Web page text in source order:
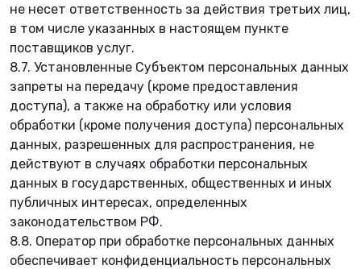
☘
не несет ответственность за действия третьих лиц,
в том числе указанных в настоящем пункте
поставщиков услуг.
8.7. Установленные Субъектом персональных данных
запреты на передачу (кроме предоставления
доступа), а также на обработку или условия
обработки (кроме получения доступа) персональных
данных, разрешенных для распространения, не
действуют в случаях обработки персональных
данных в государственных, общественных и иных
публичных интересах, определенных
законодательством РФ.
8.8. Оператор при обработке персональных данных
обеспечивает конфиденциальность персональных